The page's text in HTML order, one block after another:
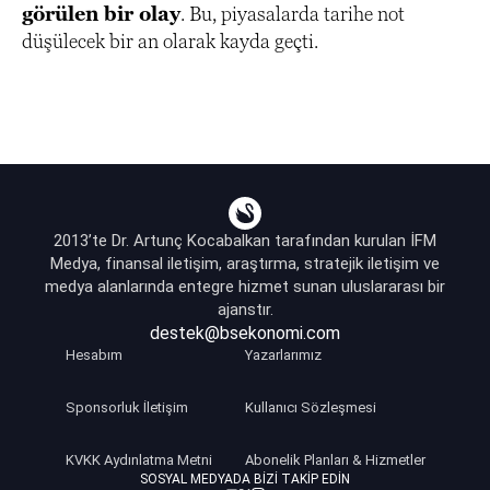
görülen bir olay. Bu, piyasalarda tarihe not
düşülecek bir an olarak kayda geçti.
2013’te Dr. Artunç Kocabalkan tarafından kurulan İFM
Medya, finansal iletişim, araştırma, stratejik iletişim ve
medya alanlarında entegre hizmet sunan uluslararası bir
ajanstır.
destek@bsekonomi.com
Hesabım Yazarlarımız
Sponsorluk İletişim Kullanıcı Sözleşmesi
KVKK Aydınlatma Metni Abonelik Planları & Hizmetler
SOSYAL MEDYADA BIZI TAKIP EDIN